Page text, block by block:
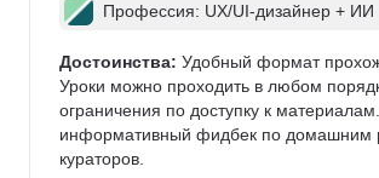
Профессия: UX/UI-дизайнер + ИИ
Достоинства: Удобный формат
Уроки можно проходить в любом
ограничения по доступку к
информативный фидбек по домашним
кураторов.